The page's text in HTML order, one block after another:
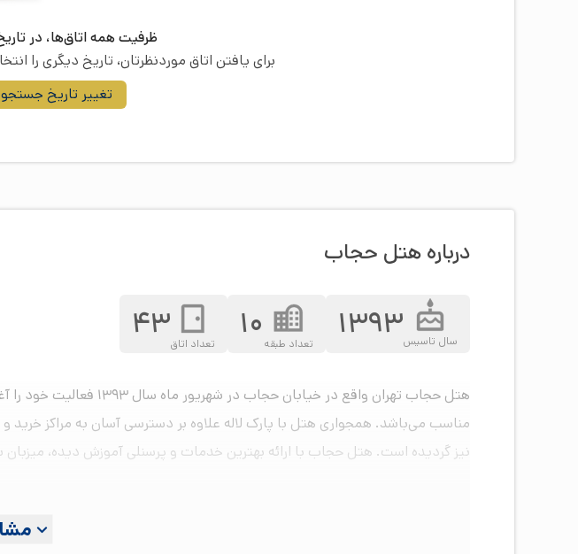
ظرفیت همه اتاق‌ها، در
برای یافتن اتاق موردنظرتان، تاریخ دیگری را
تغییر تاریخ جستجو
درباره هتل حجاب
سال تاسیس1393 تعداد طبقه 10 تعداد اتاق43
مناسب می‌باشد. همجواری هتل با پارک لاله علاوه بر دسترسی آسان به مراکز
نیز گردیده است. هتل حجاب با ارائه بهترین خدمات و پرسنلی آموزش دیده،